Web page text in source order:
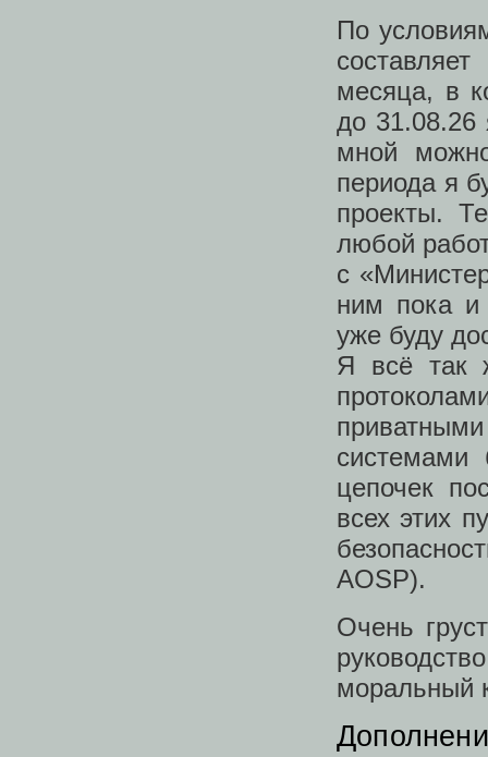
По
месяца, в
до 31.08.26
мной
периода я
проекты.
любой
с
ним пока и
уже буду
Я всё так
системами
цепочек
всех этих
AOSP).
Очень
моральный